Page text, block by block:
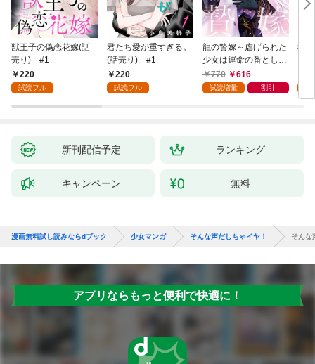
獣王子の偽恋花嫁(話
売り) #1
220
試読フル
君たち愛が重すぎる。
(話売り) #1
220
試読フル
龍の贄嫁～虐げられた
少女は運命の番として
愛される～ 1巻
770 616
試読増量 割引
桜
新刊配信予定 ランキング
キャンペーン 無料
漫画無料試し読みならdブック 少女マンガ そんな声だしちゃイヤ！ そんな
アプリならもっと便利で快適に！